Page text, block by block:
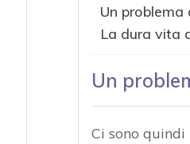
Un problema
La dura vita
Un
Ci sono